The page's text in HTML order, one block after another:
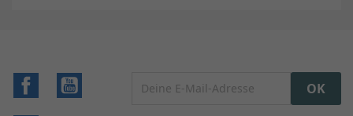
Facebook